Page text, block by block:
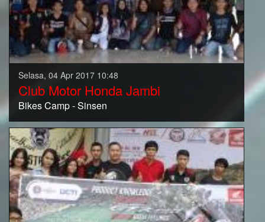
Selasa, 04 Apr 2017 10:48
Club Motor Honda Jambi
Bikes Camp - Sinsen